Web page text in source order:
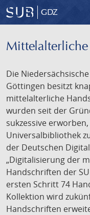
GDZ
Die
Göttingen besitzt
mittelalterliche
wurden seit der
sukzessive
Universalbibliothek
der Deutschen
„Digitalisierung der
Handschriften der
ersten Schritt 74
Kollektion wird
Handschriften